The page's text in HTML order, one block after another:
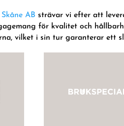
AB strävar vi efter att
för kvalitet och
vilket i sin tur garanterar ett